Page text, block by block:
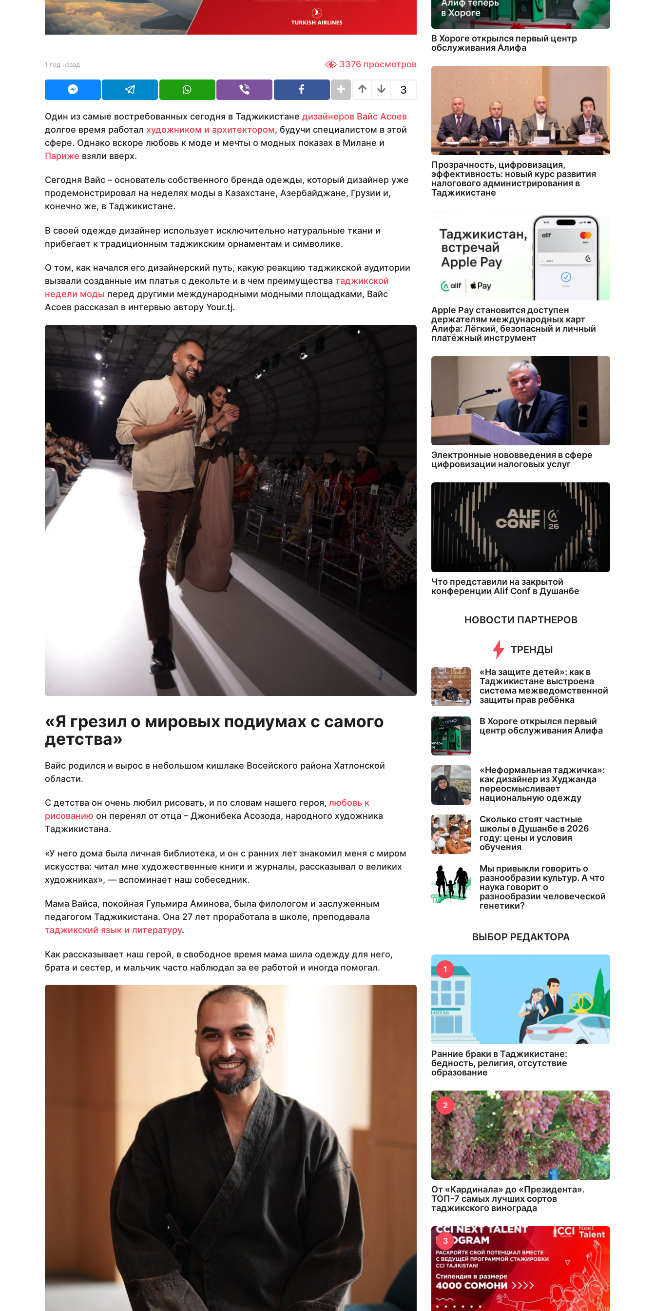
з
а
д
b
Y
U
R
1 год назад
н
з
а
д
3376 просмотров
3
Один из самые востребованных сегодня в Таджикистане дизайнеров Вайс Асоев
долгое время работал художником и архитектором, будучи специалистом в этой
сфере. Однако вскоре любовь к моде и мечты о модных показах в Милане и
Париже взяли вверх.
Сегодня Вайс – основатель собственного бренда одежды, который дизайнер уже
продемонстрировал на неделях моды в Казахстане, Азербайджане, Грузии и,
конечно же, в Таджикистане.
В своей одежде дизайнер использует исключительно натуральные ткани и
прибегает к традиционным таджикским орнаментам и символике.
О том, как начался его дизайнерский путь, какую реакцию таджикской аудитории
вызвали созданные им платья с декольте и в чем преимущества таджикской
недели моды перед другими международными модными площадками, Вайс
Асоев рассказал в интервью автору Your.tj.
«Я грезил о мировых подиумах с самого
детства»
Вайс родился и вырос в небольшом кишлаке Восейского района Хатлонской
области.
С детства он очень любил рисовать, и по словам нашего героя, любовь к
рисованию он перенял от отца – Джонибека Асозода, народного художника
Таджикистана.
«У него дома была личная библиотека, и он с ранних лет знакомил меня с миром
искусства: читал мне художественные книги и журналы, рассказывал о великих
художниках», — вспоминает наш собеседник.
Мама Вайса, покойная Гульмира Аминова, была филологом и заслуженным
педагогом Таджикистана. Она 27 лет проработала в школе, преподавала
таджикский язык и литературу.
Как рассказывает наш герой, в свободное время мама шила одежду для него,
брата и сестер, и мальчик часто наблюдал за ее работой и иногда помогал.
В Хороге открылся первый центр
обслуживания Алифа
Прозрачность, цифровизация,
эффективность: новый курс развития
налогового администрирования в
Таджикистане
Apple Pay становится доступен
держателям международных карт
Алифа: Лёгкий, безопасный и личный
платёжный инструмент
Электронные нововведения в сфере
цифровизации налоговых услуг
Что представили на закрытой
конференции Alif Conf в Душанбе
НОВОСТИ ПАРТНЕРОВ
ТРЕНДЫ
«На защите детей»: как в
Таджикистане выстроена
система межведомственной
защиты прав ребёнка
В Хороге открылся первый
центр обслуживания Алифа
«Неформальная таджичка»:
как дизайнер из Худжанда
переосмысливает
национальную одежду
Сколько стоят частные
школы в Душанбе в 2026
году: цены и условия
обучения
Мы привыкли говорить о
разнообразии культур. А что
наука говорит о
разнообразии человеческой
генетики?
ВЫБОР РЕДАКТОРА
1
Ранние браки в Таджикистане:
бедность, религия, отсутствие
образование
2
От «Кардинала» до «Президента».
ТОП-7 самых лучших сортов
таджикского винограда
3